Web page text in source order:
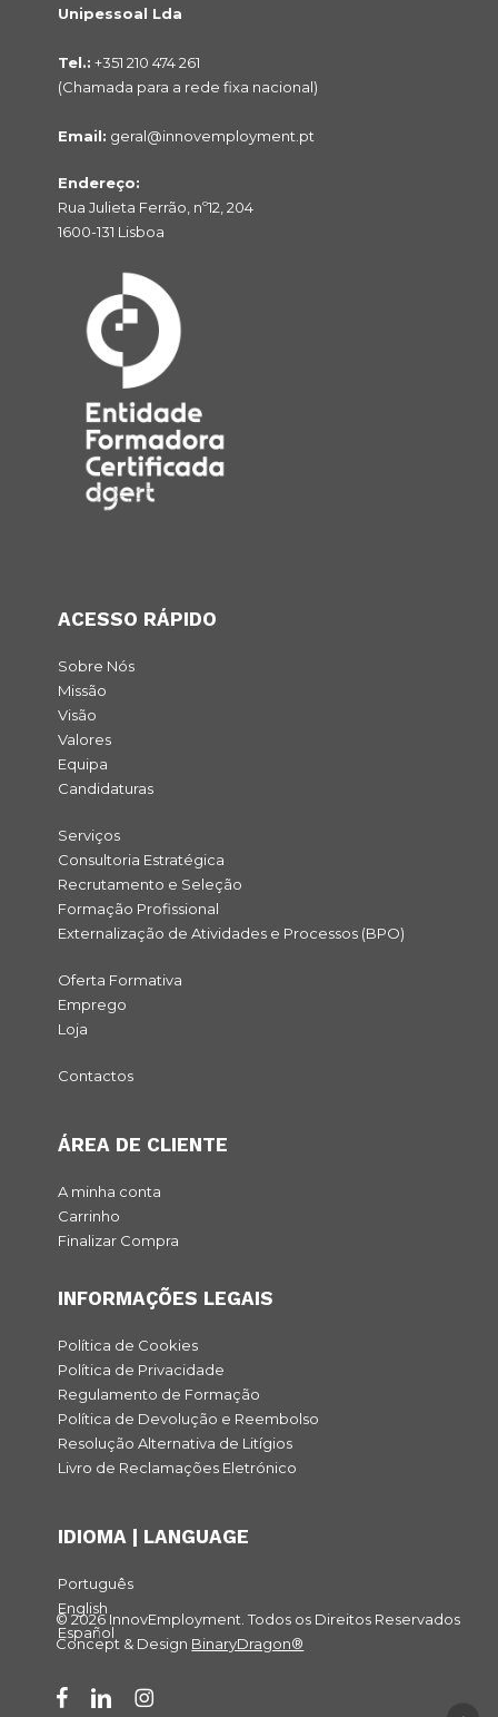
Unipessoal Lda
Tel.: +351 210 474 261
(Chamada para a rede fixa nacional)
Email: geral@innovemployment.pt
Endereço:
Rua Julieta Ferrão, nº12, 204
1600-131 Lisboa
ACESSO RÁPIDO
Sobre Nós
Missão
Visão
Valores
Equipa
Candidaturas
Serviços
Consultoria Estratégica
Recrutamento e Seleção
Formação Profissional
Externalização de Atividades e Processos (BPO)
Oferta Formativa
Emprego
Loja
Contactos
ÁREA DE CLIENTE
A minha conta
Carrinho
Finalizar Compra
INFORMAÇÕES LEGAIS
Política de Cookies
Política de Privacidade
Regulamento de Formação
Política de Devolução e Reembolso
Resolução Alternativa de Litígios
Livro de Reclamações Eletrónico
IDIOMA | LANGUAGE
Português
English
Español
© 2026 InnovEmployment. Todos os Direitos Reservados
Concept & Design BinaryDragon®
facebooklinkedininstagram